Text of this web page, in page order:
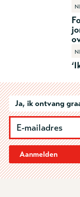
Ja, ik ontvang
Aanmelden